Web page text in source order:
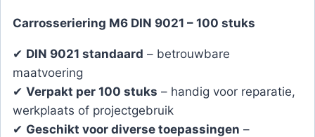
Carrosseriering M6 DIN 9021 – 100 stuks
✔ DIN 9021 standaard – betrouwbare
maatvoering
✔ Verpakt per 100 stuks – handig voor reparatie,
werkplaats of projectgebruik
✔ Geschikt voor diverse toepassingen –